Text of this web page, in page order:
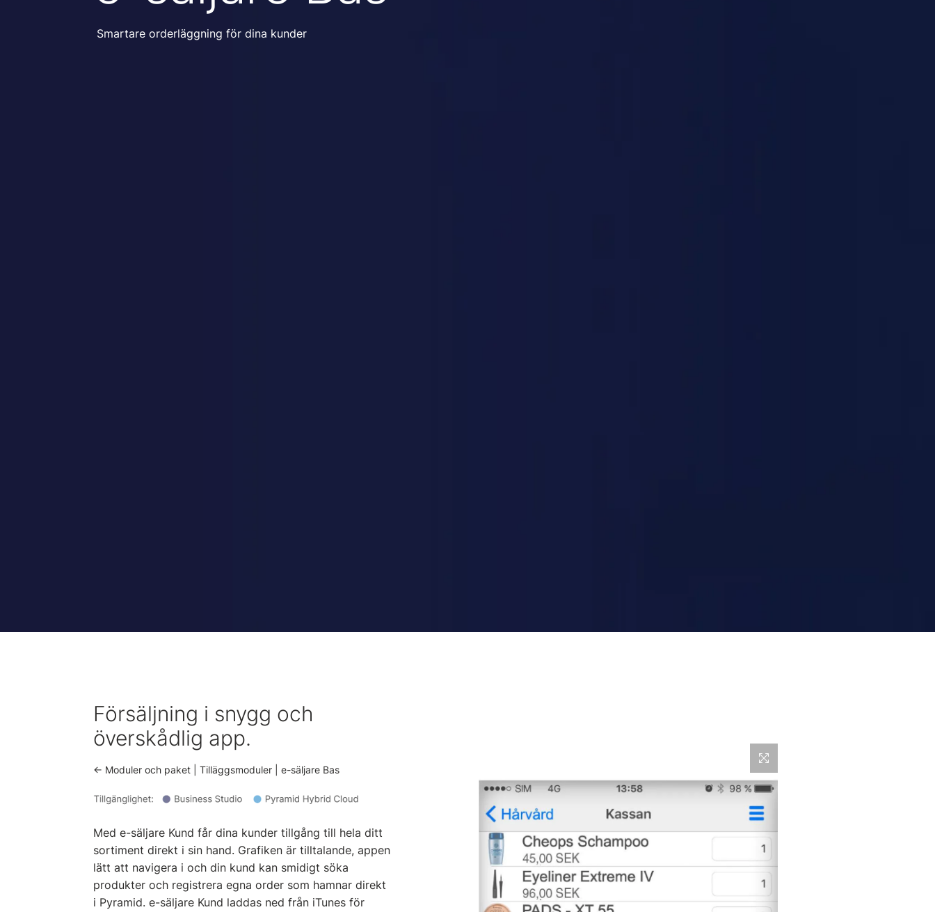
Smartare orderläggning för dina kunder
Försäljning i snygg och
överskådlig app.
<- Moduler och paket | Tilläggsmoduler | e-säljare Bas
Med e-säljare Kund får dina kunder tillgång till hela ditt
sortiment direkt i sin hand. Grafiken är tilltalande, appen
lätt att navigera i och din kund kan smidigt söka
produkter och registrera egna order som hamnar direkt
i Pyramid. e-säljare Kund laddas ned från iTunes för